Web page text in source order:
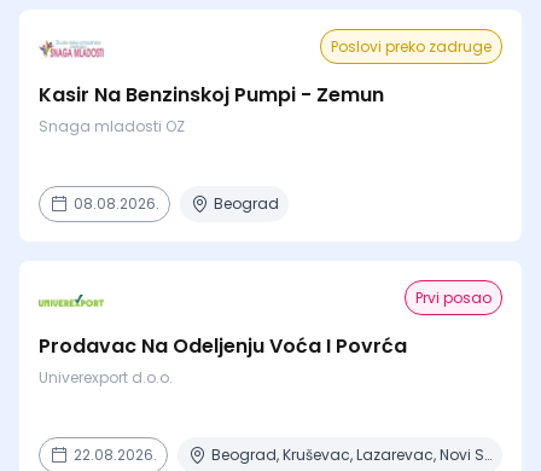
Poslovi preko zadruge
Kasir Na Benzinskoj Pumpi - Zemun
Snaga mladosti OZ
08.08.2026. Beograd
Prvi posao
Prodavac Na Odeljenju Voća I Povrća
Univerexport d.o.o.
22.08.2026. Beograd, Kruševac, Lazarevac, Novi Sad, Obrenovac